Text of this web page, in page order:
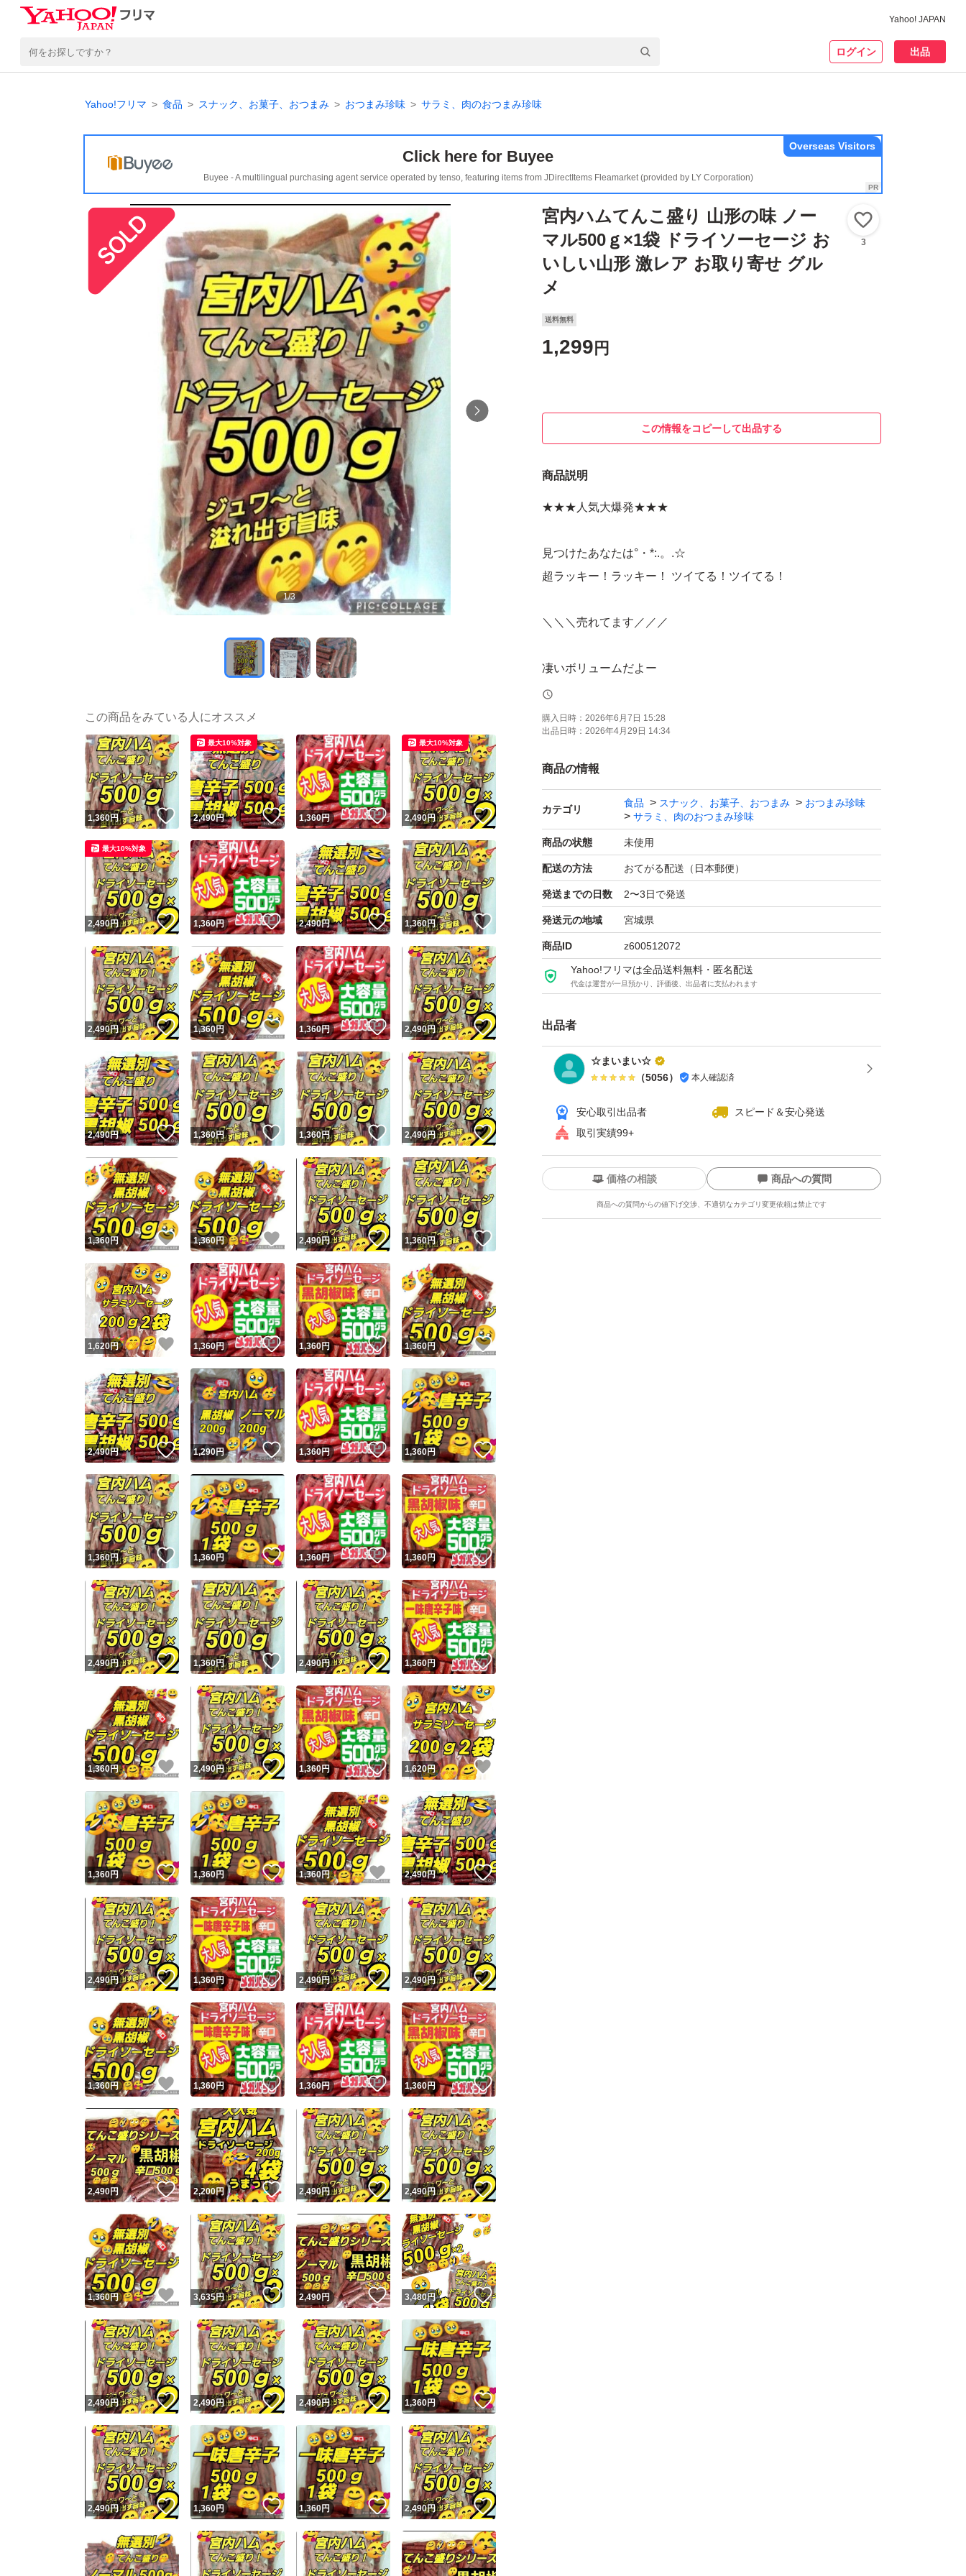
Yahoo! JAPAN
ログイン 出品
Yahoo!フリマ 食品 スナック、お菓子、おつまみ おつまみ珍味 サラミ、肉のおつまみ珍味
Click here for Buyee
Buyee - A multilingual purchasing agent service operated by tenso, featuring items from JDirectItems Fleamarket (provided by LY Corporation)
Overseas Visitors
1/3
宮内ハムてんこ盛り 山形の味 ノー
マル500ｇ×1袋 ドライソーセージ お
いしい山形 激レア お取り寄せ グル
メ
3
送料無料
1,299 円
この情報をコピーして出品する
商品説明
★★★人気大爆発★★★
見つけたあなたは°・*:.。.☆
超ラッキー！ラッキー！ ツイてる！ツイてる！
＼＼＼売れてます／／／
凄いボリュームだよー
(´へεへ`*)
山形県有名企業【宮内ハム】
ん全国に幅広いファンに支持されています。
ボリュームたっぷり！
てんこ盛り！
この機会に山形の味を是非ご賞味下さいね(⌒▽⌒)
宮内ハム
★ノーマル
∑(°∀°)コ！コレハァ!!
うまい！
簡易包装にご協力お願い致します
購入日時： 2026年6月7日 15:28
出品日時： 2026年4月29日 14:34
商品の情報
カテゴリ
食品 スナック、お菓子、おつまみ
おつまみ珍味
サラミ、肉のおつまみ珍味
商品の状態 未使用
配送の方法 おてがる配送（日本郵便）
発送までの日数 2〜3日で発送
発送元の地域 宮城県
商品ID z600512072
Yahoo!フリマは全品送料無料・匿名配送
代金は運営が一旦預かり、評価後、出品者に支払われます
出品者
☆まいまい☆
（5056） 本人確認済
安心取引出品者
スピード＆安心発送
取引実績99+
ユーザーの実績について
Yahoo!フリマが定めた一定の基準を満たしたユーザーにバッジを付与しています
安心取引出品者
安心取引出品者 Yahoo!フリマの基準をクリアした安心・安全なユーザーです
取引実績
取引実績◯+ このユーザーはYahoo!フリマの取引を完了させた実績があります
他フリマ実績◯+ このユーザーは他フリマサービスでの取引実績があります
スピード&安心発送
※このバッジは実績に基づく表示であり、発送を保証しているものではありません
スピード＆安心発送
このユーザーは高頻度で24時間以内＆設定した発送日数内に発送してい
ます
スピード発送 このユーザーは高頻度で24時間以内に発送しています
安心発送 このユーザーは設定した発送日数内に発送しています
価格の相談 商品への質問
商品への質問からの値下げ交渉、不適切なカテゴリ変更依頼は禁止です
この商品の情報をコピーします
商品画像の無断転載は禁止されています
コピーは1商品につき1回です
出品ページへ
キャンセル
この商品をみている人にオススメ
1,360円 いいね！
2,490円 いいね！
最大10%対象
1,360円 いいね！
2,490円 いいね！
最大10%対象
2,490円 いいね！
最大10%対象
1,360円 いいね！
2,490円 いいね！
1,360円
2,490円 いいね！
1,360円 いいね！
1,360円 いいね！
2,490円 いいね！
2,490円 いいね！
1,360円 いいね！
1,360円 いいね！
2,490円 いいね！
1,360円 いいね！
1,360円 いいね！
2,490円 いいね！
1,360円
1,620円 いいね！
1,360円 いいね！
1,360円 いいね！
1,360円 いいね！
2,490円 いいね！
1,290円 いいね！
1,360円 いいね！
1,360円 いいね！
1,360円 いいね！
1,360円 いいね！
1,360円 いいね！
1,360円 いいね！
2,490円 いいね！
1,360円 いいね！
2,490円 いいね！
1,360円 いいね！
1,360円 いいね！
2,490円 いいね！
1,360円 いいね！
1,620円
1,360円 いいね！
1,360円 いいね！
1,360円 いいね！
2,490円 いいね！
2,490円 いいね！
1,360円 いいね！
2,490円 いいね！
2,490円 いいね！
1,360円 いいね！
1,360円 いいね！
1,360円 いいね！
1,360円 いいね！
2,490円 いいね！
2,200円 いいね！
2,490円 いいね！
2,490円 いいね！
1,360円 いいね！
3,635円 いいね！
2,490円 いいね！
3,480円 いいね！
2,490円 いいね！
2,490円 いいね！
2,490円 いいね！
1,360円 いいね！
2,490円 いいね！
1,360円 いいね！
1,360円 いいね！
2,490円 いいね！